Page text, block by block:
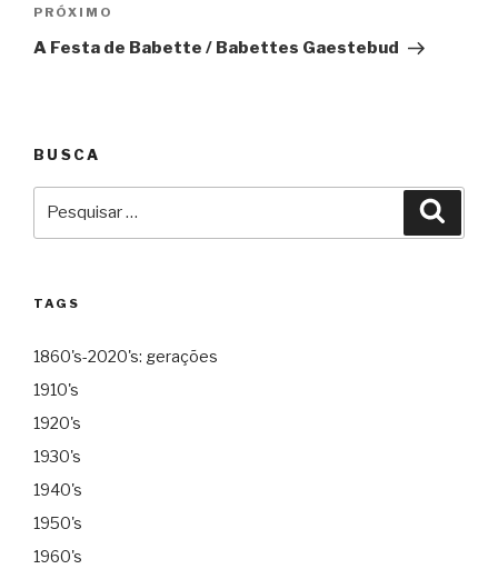
Próximo
PRÓXIMO
A Festa de Babette / Babettes Gaestebud
BUSCA
TAGS
1860's-2020's: gerações
1910's
1920's
1930's
1940's
1950's
1960's